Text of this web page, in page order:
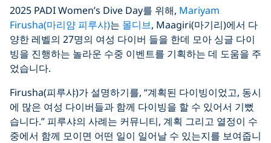
2025 PADI Women’s Dive Day를 위해, Mariyam
Firusha(마리얌 피루샤)는 몰디브, Maagiri(마기리)에서 다
양한 레벨의 27명의 여성 다이버 들을 한데 모아 싱글 다이
빙을 진행하는 놀라운 수중 이벤트를 기획하는 데 도움을 주
었습니다.
Firusha(피루샤)가 설명하기를, “계획된 다이빙이었고, 동시
에 많은 여성 다이버들과 함께 다이빙을 할 수 있어서 기뻤
습니다.” 피루샤의 사례는 커뮤니티, 계획 그리고 열정이 수
중에서 함께 모이면 어떤 일이 일어날 수 있는지를 보여줍니